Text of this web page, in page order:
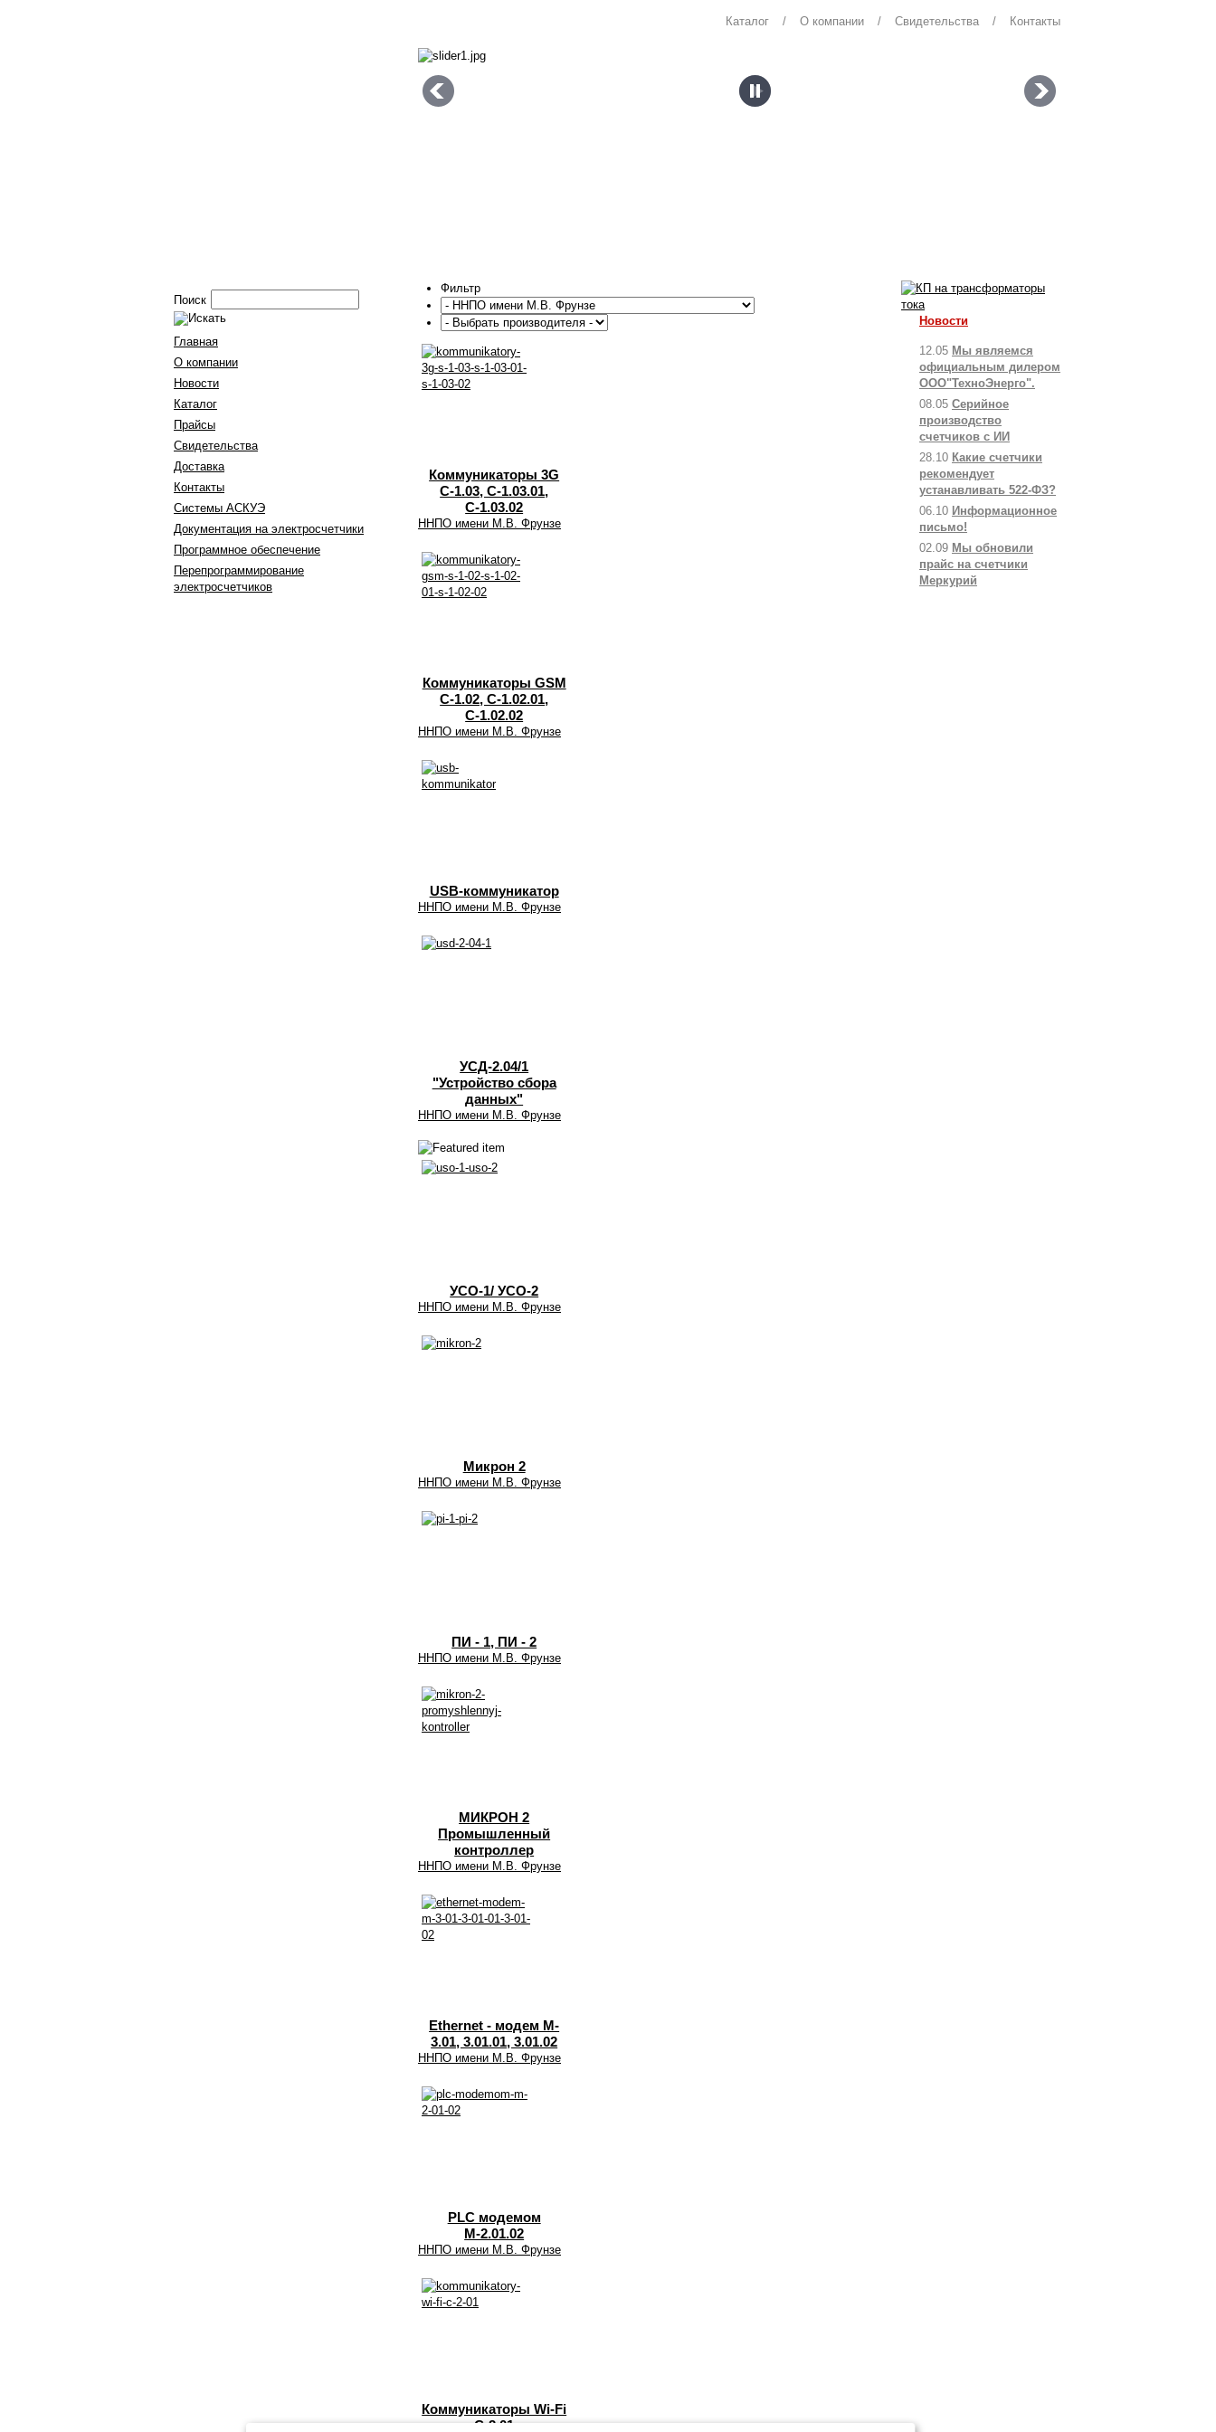
Контакты
/
Свидетельства
/
О компании
/
Каталог
Фильтр
Коммуникаторы 3G
С-1.03, С-1.03.01,
С-1.03.02
ННПО имени М.В. Фрунзе
Коммуникаторы GSM
С-1.02, С-1.02.01,
С-1.02.02
ННПО имени М.В. Фрунзе
USB-коммуникатор
ННПО имени М.В. Фрунзе
УСД-2.04/1
"Устройство сбора
данных"
ННПО имени М.В. Фрунзе
УСО-1/ УСО-2
ННПО имени М.В. Фрунзе
Микрон 2
ННПО имени М.В. Фрунзе
ПИ - 1, ПИ - 2
ННПО имени М.В. Фрунзе
МИКРОН 2
Промышленный
контроллер
ННПО имени М.В. Фрунзе
Ethernet - модем M-
3.01, 3.01.01, 3.01.02
ННПО имени М.В. Фрунзе
PLC модемом
М-2.01.02
ННПО имени М.В. Фрунзе
Коммуникаторы Wi-Fi
C-2.01
Поиск
Главная
О компании
Новости
Каталог
Прайсы
Свидетельства
Доставка
Контакты
Системы АСКУЭ
Документация на электросчетчики
Программное обеспечение
Перепрограммирование
электросчетчиков
Новости
12.05 Мы являемся
официальным дилером
ООО"ТехноЭнерго".
08.05 Серийное
производство
счетчиков с ИИ
28.10 Какие счетчики
рекомендует
устанавливать 522-ФЗ?
06.10 Информационное
письмо!
02.09 Мы обновили
прайс на счетчики
Меркурий